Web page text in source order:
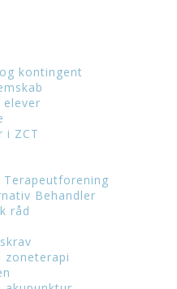
kontingent
elever
i ZCT
Behandler
råd